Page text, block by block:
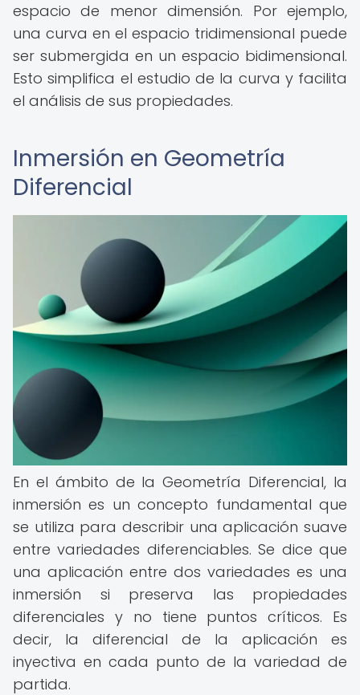
espacio de menor dimensión. Por ejemplo,
una curva en el espacio tridimensional puede
ser submergida en un espacio bidimensional.
Esto simplifica el estudio de la curva y facilita
el análisis de sus propiedades.
Inmersión en Geometría
Diferencial
En el ámbito de la Geometría Diferencial, la
inmersión es un concepto fundamental que
se utiliza para describir una aplicación suave
entre variedades diferenciables. Se dice que
una aplicación entre dos variedades es una
inmersión si preserva las propiedades
diferenciales y no tiene puntos críticos. Es
decir, la diferencial de la aplicación es
inyectiva en cada punto de la variedad de
partida.